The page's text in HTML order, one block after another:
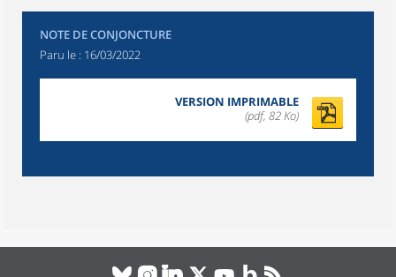
NOTE DE CONJONCTURE
Paru le : 16/03/2022
VERSION IMPRIMABLE
(pdf, 82 Ko)